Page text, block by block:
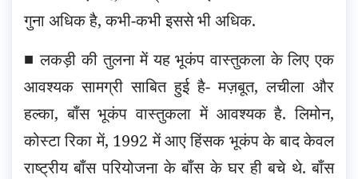
गुना अधिक है, कभी-कभी इससे भी अधिक.
■ लकड़ी की तुलना में यह भूकंप वास्तुकला के लिए एक
आवश्यक सामग्री साबित हुई है- मज़बूत, लचीला और
हल्का, बाँस भूकंप वास्तुकला में आवश्यक है. लिमोन,
कोस्टा रिका में, 1992 में आए हिंसक भूकंप के बाद केवल
राष्ट्रीय बाँस परियोजना के बाँस के घर ही बचे थे. बाँस